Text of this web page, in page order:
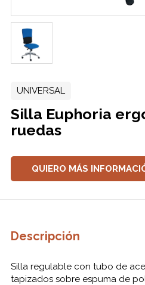
UNIVERSAL
Silla Euphoria
ruedas
QUIERO MÁS
Descripción
Silla regulable con tubo de
tapizados sobre espuma de